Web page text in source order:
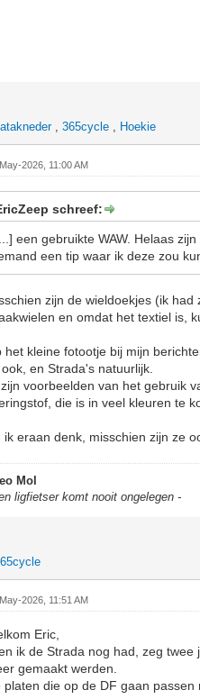
,365cycle , Hoekie
2026, 11:00 AM
schreef:
een gebruikte WAW. Helaas
een tip waar ik deze zou
zijn de wieldoekjes (ik
en omdat het textiel is,
het kleine fotootje bij mijn
en Strada's natuurlijk.
voorbeelden van het gebruik
die is in veel kleuren te
ik eraan denk, misschien zijn ze
Mol
ligfietser komt nooit ongelegen -
2026, 11:51 AM
Eric,
ik de Strada nog had, zeg
gemaakt werden.
platen die op de DF gaan